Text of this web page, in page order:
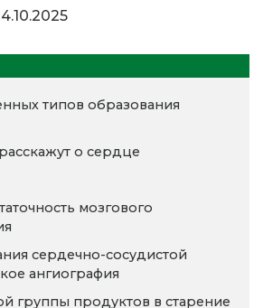
типов образования
о сердце
мозгового
сердечно-сосудистой
ангиография
группы продуктов в старение